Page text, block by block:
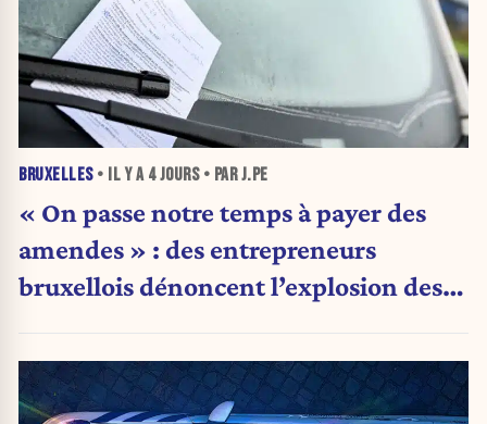
BRUXELLES• IL Y A 4 JOURS• PAR J.PE
« On passe notre temps à payer des
amendes » : des entrepreneurs
bruxellois dénoncent l’explosion des